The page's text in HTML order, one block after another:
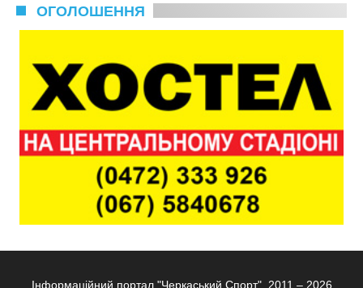
ОГОЛОШЕННЯ
Інформаційний портал "Черкаський Спорт", 2011 – 2026